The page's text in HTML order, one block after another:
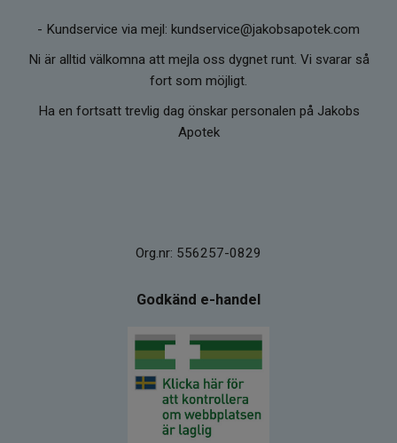
- Kundservice via mejl: kundservice@jakobsapotek.com
Ni är alltid välkomna att mejla oss dygnet runt. Vi svarar så
fort som möjligt.
Ha en fortsatt trevlig dag önskar personalen på Jakobs
Apotek
Org.nr: 556257-0829
Godkänd e-handel